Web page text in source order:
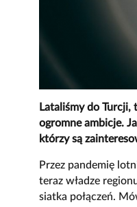
Lataliśmy do
ogromne ambicje.
którzy są
Przez pandemię
teraz władze
siatka połączeń.